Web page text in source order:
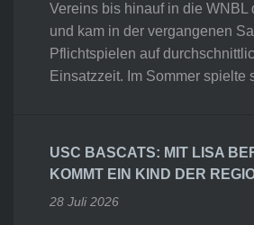
Vereins bis hinauf in die WNBL
und kam in der vergangenen
Pflichtspielen auf
Einsatzzeit. Im Sommer spielte
USC BASCATS: MIT LISA
KOMMT EIN KIND DER
28 Juli 2026